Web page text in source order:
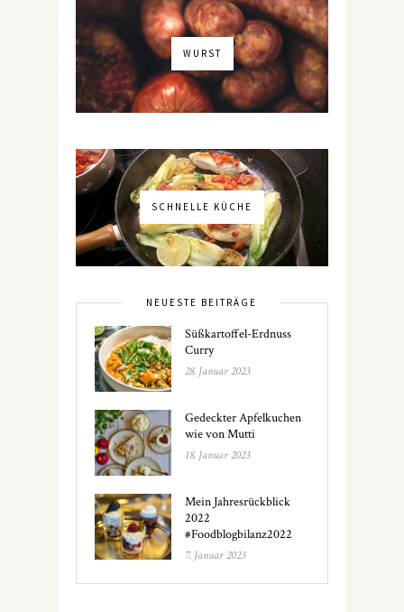
WURST
SCHNELLE KÜCHE
NEUESTE BEITRÄGE
Süßkartoffel-Erdnuss
Curry
28. Januar 2023
Gedeckter Apfelkuchen
wie von Mutti
18. Januar 2023
Mein Jahresrückblick
2022
#Foodblogbilanz2022
7. Januar 2023